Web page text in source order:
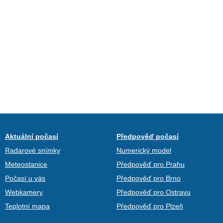
Aktuální počasí
Radarové snímky
Meteostanice
Počasí u vás
Webkamery
Teplotní mapa
Předpověď počasí
Numerický model
Předpověď pro Prahu
Předpověď pro Brno
Předpověď pro Ostravu
Předpověď pro Plzeň